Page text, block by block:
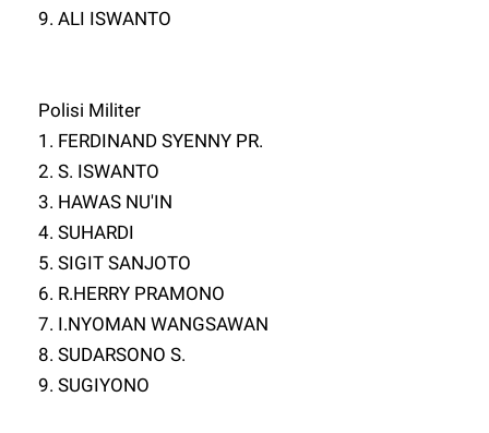
9. ALI ISWANTO
Polisi Militer
1. FERDINAND SYENNY PR.
2. S. ISWANTO
3. HAWAS NU'IN
4. SUHARDI
5. SIGIT SANJOTO
6. R.HERRY PRAMONO
7. I.NYOMAN WANGSAWAN
8. SUDARSONO S.
9. SUGIYONO